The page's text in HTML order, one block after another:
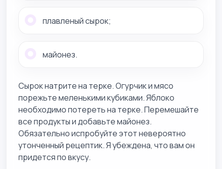
плавленый сырок;
майонез.
Сырок натрите на терке. Огурчик и мясо
порежьте меленькими кубиками. Яблоко
необходимо потереть на терке. Перемешайте
все продукты и добавьте майонез.
Обязательно испробуйте этот невероятно
утонченный рецептик. Я убеждена, что вам он
придется по вкусу.